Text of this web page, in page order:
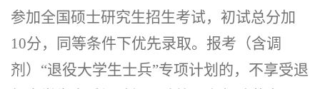
参加全国硕士研究生招生考试，初试总分加
10分，同等条件下优先录取。报考（含调
剂）“退役大学生士兵”专项计划的，不享受退